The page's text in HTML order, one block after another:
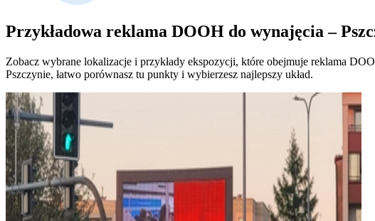
Przykładowa reklama DOOH do wynajęcia –
Zobacz wybrane lokalizacje i przykłady ekspozycji, które obejmuje reklama
Pszczynie, łatwo porównasz tu punkty i wybierzesz najlepszy układ.